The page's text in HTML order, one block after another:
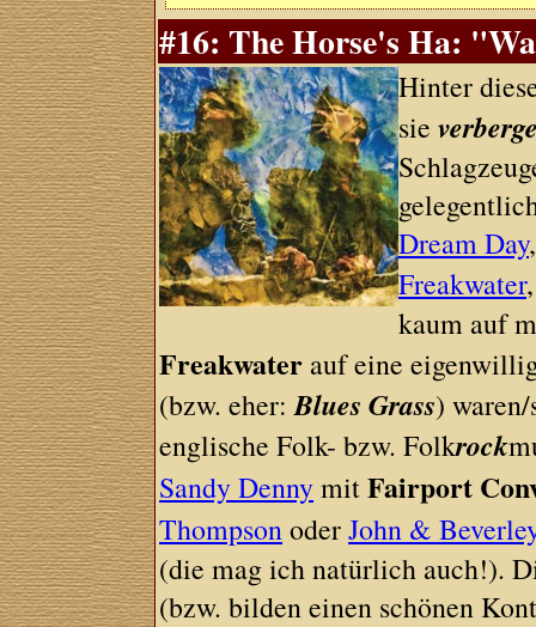
#16: The Horse's Ha:
Hinter
sie
Dream Day
Freakwater
kaum auf
Freakwater auf eine
(bzw. eher:Blues Grass)
englische Folk- bzw. Folkrock
Sandy DennymitFairport
ThompsonoderJohn &
(die mag ich natürlich auch!).
(bzw. bilden einen schönen